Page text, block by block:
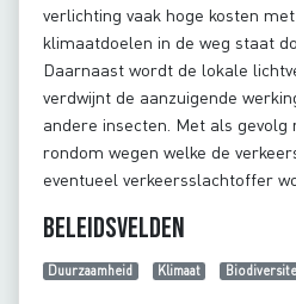
verlichting vaak hoge kosten
klimaatdoelen in de weg staat
Daarnaast wordt de lokale
verdwijnt de aanzuigende
andere insecten. Met als
rondom wegen welke de
eventueel verkeersslachtoffer
Beleidsvelden
Duurzaamheid Klimaat